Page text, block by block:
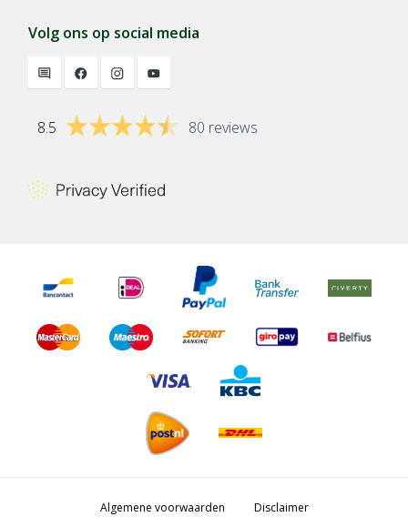
Volg ons op social media
8.5 80 reviews
Algemene voorwaarden Disclaimer